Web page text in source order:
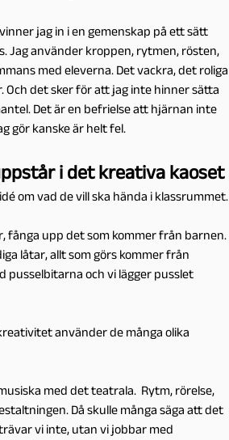
jag in i en gemenskap på ett sätt
Jag använder kroppen, rytmen, rösten,
med eleverna. Det vackra, det roliga
Och det sker för att jag inte hinner sätta
Det är en befrielse att hjärnan inte
gör kanske är helt fel.
i det kreativa kaoset
om vad de vill ska hända i klassrummet.
fånga upp det som kommer från barnen.
låtar, allt som görs kommer från
pusselbitarna och vi lägger pusslet
använder de många olika
med det teatrala. Rytm, rörelse,
Då skulle många säga att det
vi inte, utan vi jobbar med